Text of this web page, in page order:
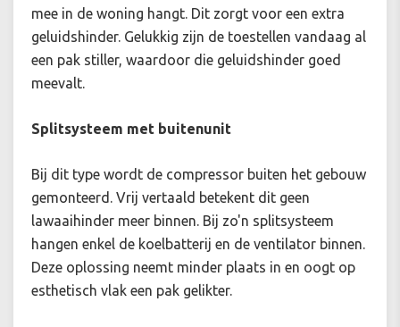
mee in de woning hangt. Dit zorgt voor een extra
geluidshinder. Gelukkig zijn de toestellen vandaag al
een pak stiller, waardoor die geluidshinder goed
meevalt.
Splitsysteem met buitenunit
Bij dit type wordt de compressor buiten het gebouw
gemonteerd. Vrij vertaald betekent dit geen
lawaaihinder meer binnen. Bij zo'n splitsysteem
hangen enkel de koelbatterij en de ventilator binnen.
Deze oplossing neemt minder plaats in en oogt op
esthetisch vlak een pak gelikter.